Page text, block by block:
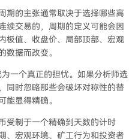
期的主张通常取决于选择哪些高
续交易的，周期的定义可能会因
极值、收盘价、局部顶部、宏观
数据而改变。
一个真正的担忧。如果分析师选
同时忽略那些会破坏对称性的替
能显得精确。
受制于一个精确到天数的计时
、宏观环境、矿工行为和投资者